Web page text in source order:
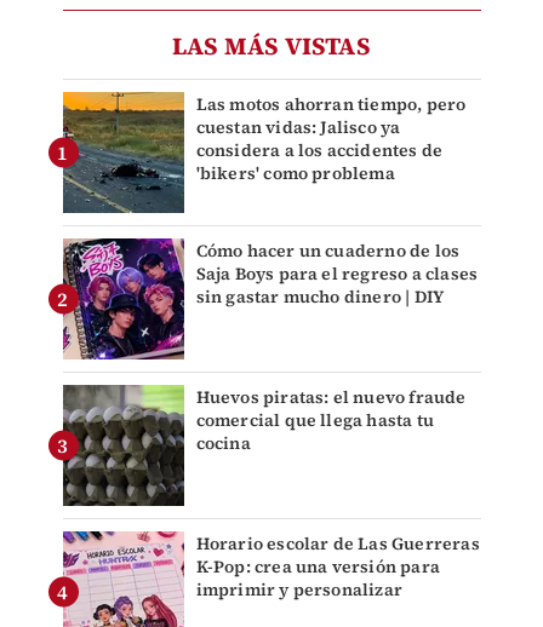
LAS MÁS VISTAS
Las motos ahorran tiempo, pero
cuestan vidas: Jalisco ya
considera a los accidentes de
'bikers' como problema
Cómo hacer un cuaderno de los
Saja Boys para el regreso a clases
sin gastar mucho dinero | DIY
Huevos piratas: el nuevo fraude
comercial que llega hasta tu
cocina
Horario escolar de Las Guerreras
K-Pop: crea una versión para
imprimir y personalizar